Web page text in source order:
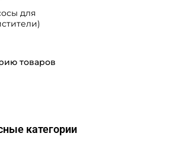
для
товаров
категории